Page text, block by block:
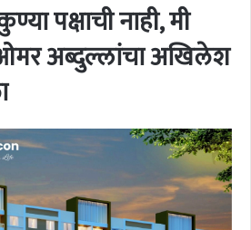
पक्षाची नाही, मी
अब्दुल्लांचा अखिलेश